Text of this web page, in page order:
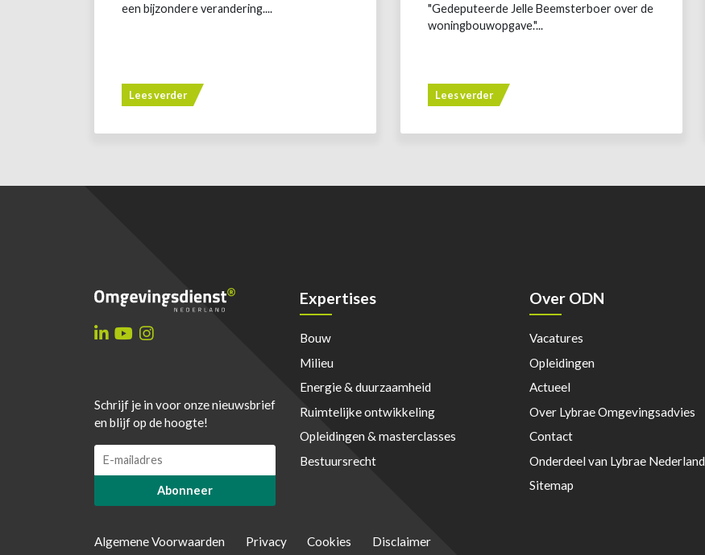
een bijzondere verandering....
Lees verder
"Gedeputeerde Jelle Beemsterboer over de
woningbouwopgave."...
Lees verder
Schrijf je in voor onze nieuwsbrief
en blijf op de hoogte!
m
m
E
m
Abonneer
Expertises
Bouw
Milieu
Energie & duurzaamheid
Ruimtelijke ontwikkeling
Opleidingen & masterclasses
Bestuursrecht
Over ODN
Vacatures
Opleidingen
Actueel
Over Lybrae Omgevingsadvies
Contact
Onderdeel van Lybrae Nederland
Sitemap
Algemene Voorwaarden Privacy Cookies Disclaimer